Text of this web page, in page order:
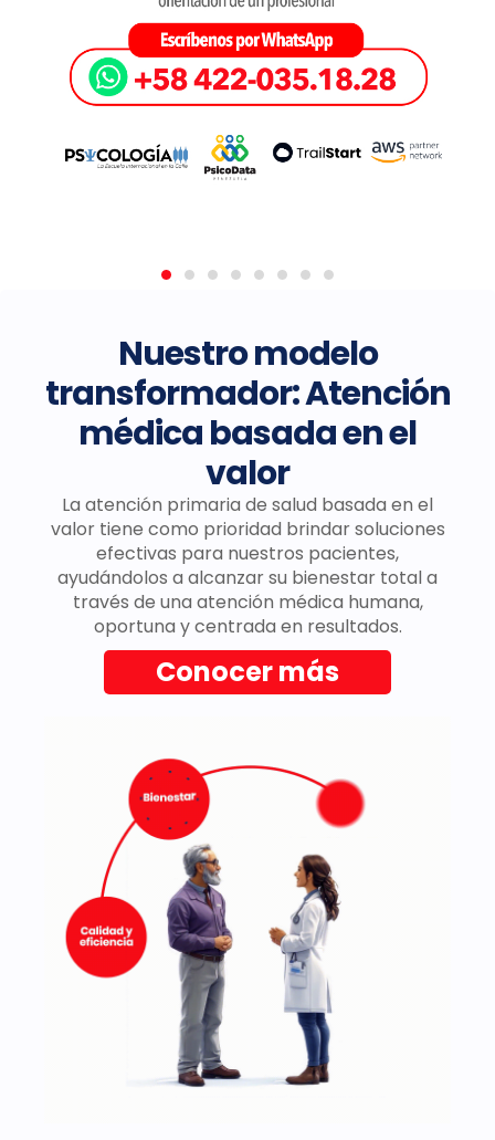
Nuestro modelo
transformador: Atención
médica basada en el
valor
La atención primaria de salud basada en el
valor tiene como prioridad brindar soluciones
efectivas para nuestros pacientes,
ayudándolos a alcanzar su bienestar total a
través de una atención médica humana,
oportuna y centrada en resultados.
Conocer más